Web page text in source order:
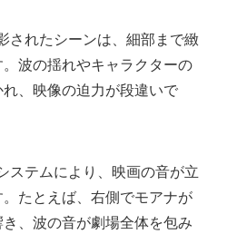
されたシーンは、細部まで緻
波の揺れやキャラクターの
、映像の迫力が段違いで
ステムにより、映画の音が立
たとえば、右側でモアナが
、波の音が劇場全体を包み